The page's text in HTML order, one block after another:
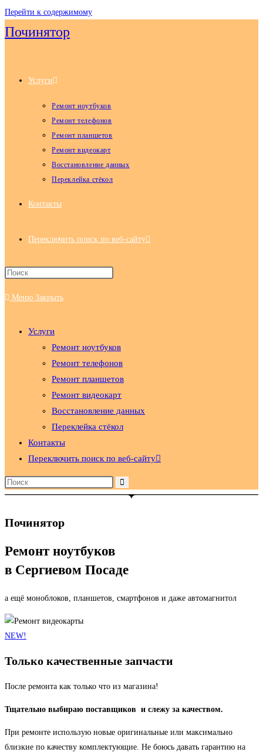
Перейти к содержимому
Починятор
Услуги
Ремонт ноутбуков
Ремонт телефонов
Ремонт планшетов
Ремонт видеокарт
Восстановление данных
Переклейка стёкол
Контакты
Переключить поиск по веб-сайту
Меню Закрыть
Услуги
Ремонт ноутбуков
Ремонт телефонов
Ремонт планшетов
Ремонт видеокарт
Восстановление данных
Переклейка стёкол
Контакты
Переключить поиск по веб-сайту
Починятор
Ремонт ноутбуков
в Сергиевом Посаде
а ещё моноблоков, планшетов, смартфонов и даже автомагнитол
NEW!
Только качественные запчасти
После ремонта как только что из магазина!
Тщательно выбираю поставщиков и слежу за качеством.
При ремонте использую новые оригинальные или максимально
близкие по качеству комплектующие. Не боюсь давать гарантию на